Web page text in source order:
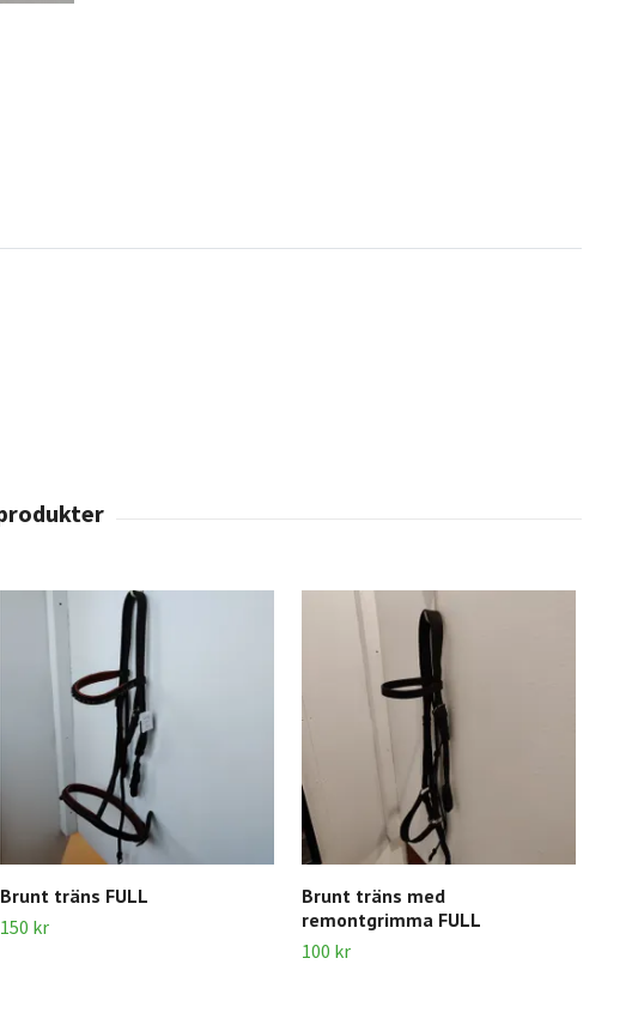
Brunt träns FULL
150 kr
Brunt träns med
remontgrimma FULL
100 kr